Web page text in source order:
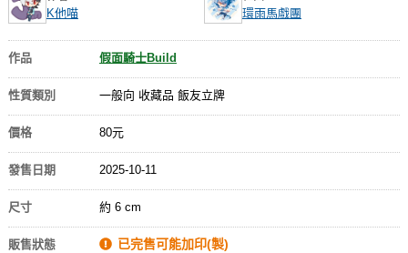
K他喵 環雨馬戲團
作品 假面騎士Build
性質類別 一般向 收藏品 飯友立牌
價格 80元
發售日期 2025-10-11
尺寸 約 6 cm
販售狀態 已完售可能加印(製)